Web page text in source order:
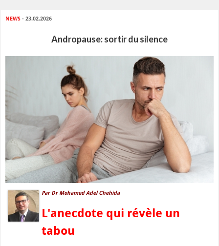
NEWS - 23.02.2026
Andropause: sortir du silence
Par Dr Mohamed Adel Chehida
L'anecdote qui révèle un
tabou